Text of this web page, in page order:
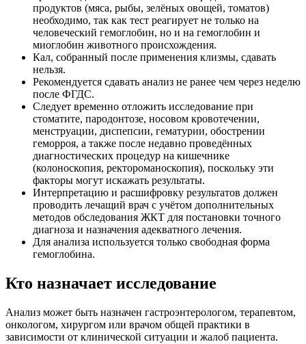
продуктов (мяса, рыбы, зелёных овощей, томатов)
необходимо, так как тест реагирует не только на
человеческий гемоглобин, но и на гемоглобин и
миоглобин животного происхождения.
Кал, собранный после применения клизмы, сдавать
нельзя.
Рекомендуется сдавать анализ не ранее чем через неделю
после ФГДС.
Следует временно отложить исследование при
стоматите, пародонтозе, носовом кровотечении,
менструации, диспепсии, гематурии, обострении
геморроя, а также после недавно проведённых
диагностических процедур на кишечнике
(колоноскопия, ректороманоскопия), поскольку эти
факторы могут искажать результаты.
Интерпретацию и расшифровку результатов должен
проводить лечащий врач с учётом дополнительных
методов обследования ЖКТ для постановки точного
диагноза и назначения адекватного лечения.
Для анализа используется только свободная форма
гемоглобина.
Кто назначает исследование
Анализ может быть назначен гастроэнтерологом, терапевтом,
онкологом, хирургом или врачом общей практики в
зависимости от клинической ситуации и жалоб пациента.